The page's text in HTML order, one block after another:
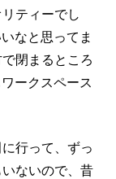
ティーでし
なと思ってま
閉まるところ
ークスペース
行って、ずっ
ないので、昔